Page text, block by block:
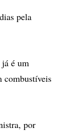
pela
é um
combustíveis
por